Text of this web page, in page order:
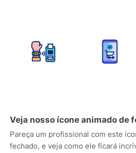
Veja nosso ícone animado de
Pareça um profissional com este
fechado, e veja como ele ficará